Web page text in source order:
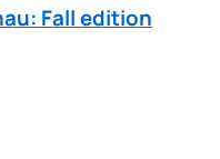
Fall edition